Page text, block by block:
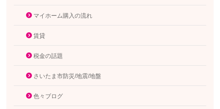
マイホーム購入の流れ
賃貸
税金の話題
さいたま市防災/地震/地盤
色々ブログ